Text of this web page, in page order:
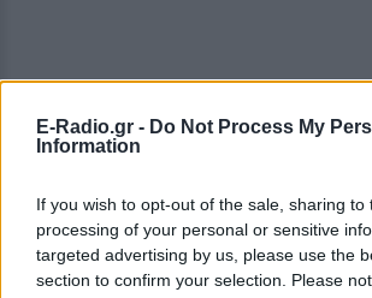
E-Radio.gr - Do Not Process My
Information
If you wish to opt-out of the sale, sharing to
processing of your personal or sensitive
targeted advertising by us, please use the
section to confirm your selection. Please
ΔΕΙΤΕ ΕΠΙΣΗΣ
ΣΤΗΝ ΙΔΙΑ ΚΑΤΗΓΟΡΙΑ